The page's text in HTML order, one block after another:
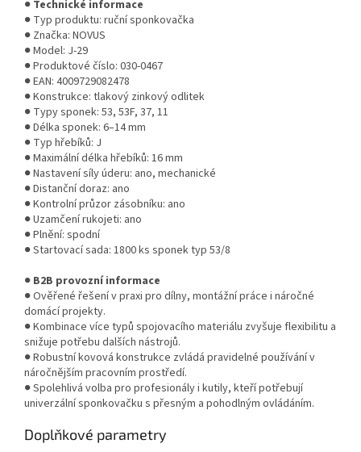
● Technické informace
● Typ produktu: ruční sponkovačka
● Značka: NOVUS
● Model: J-29
● Produktové číslo: 030-0467
● EAN: 4009729082478
● Konstrukce: tlakový zinkový odlitek
● Typy sponek: 53, 53F, 37, 11
● Délka sponek: 6–14 mm
● Typ hřebíků: J
● Maximální délka hřebíků: 16 mm
● Nastavení síly úderu: ano, mechanické
● Distanční doraz: ano
● Kontrolní průzor zásobníku: ano
● Uzamčení rukojeti: ano
● Plnění: spodní
● Startovací sada: 1800 ks sponek typ 53/8
● B2B provozní informace
● Ověřené řešení v praxi pro dílny, montážní práce i náročné
domácí projekty.
● Kombinace více typů spojovacího materiálu zvyšuje flexibilitu a
snižuje potřebu dalších nástrojů.
● Robustní kovová konstrukce zvládá pravidelné používání v
náročnějším pracovním prostředí.
● Spolehlivá volba pro profesionály i kutily, kteří potřebují
univerzální sponkovačku s přesným a pohodlným ovládáním.
Doplňkové parametry